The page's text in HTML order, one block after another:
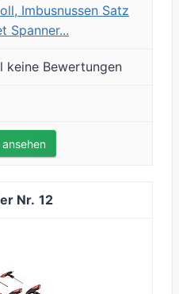
Imbusnussen Satz
Spanner...
keine Bewertungen
12